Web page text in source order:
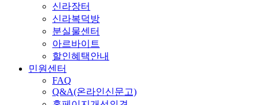
신라장터
신라복덕방
분실물센터
아르바이트
할인혜택안내
민원센터
FAQ
Q&A(온라인신문고)